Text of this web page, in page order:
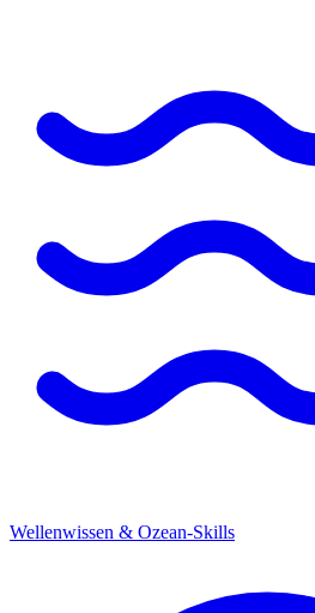
Wellenwissen & Ozean-Skills